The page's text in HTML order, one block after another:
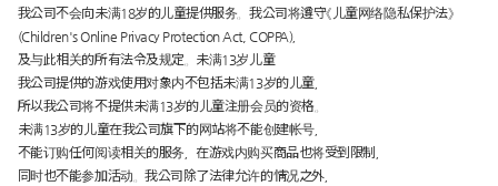
我公司不会向未满18岁的儿童提供服务。我公司将遵守《儿童网络隐私保护法》
(Children's Online Privacy Protection Act, COPPA)，
及与此相关的所有法令及规定。未满13岁儿童
我公司提供的游戏使用对象内不包括未满13岁的儿童，
所以我公司将不提供未满13岁的儿童注册会员的资格。
未满13岁的儿童在我公司旗下的网站将不能创建帐号，
不能订购任何阅读相关的服务，在游戏内购买商品也将受到限制，
同时也不能参加活动。我公司除了法律允许的情况之外，